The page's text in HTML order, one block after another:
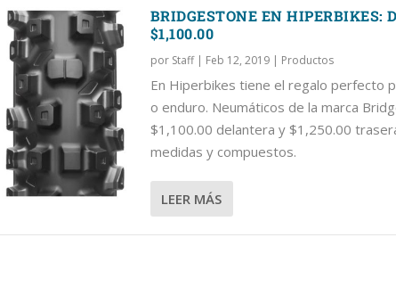
BRIDGESTONE EN HIPERBIKES:
$1,100.00
por Staff| Feb 12, 2019| Productos
En Hiperbikes tiene el regalo perfecto
o enduro. Neumáticos de la marca
$1,100.00 delantera y $1,250.00
medidas y compuestos.
LEER MÁS